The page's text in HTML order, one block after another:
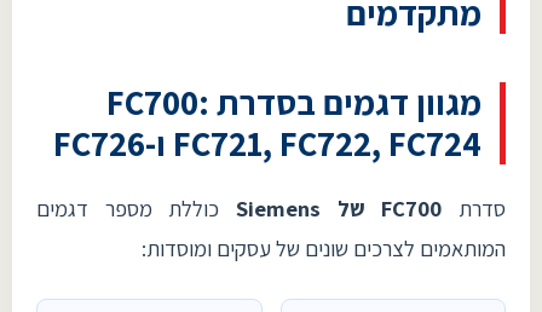
מתקדמים
מגוון דגמים בסדרת FC700:
FC721, FC722, FC724 ו-FC726
סדרת FC700 של Siemens
כוללת מספר דגמים
המותאמים לצרכים שונים של עסקים ומוסדות: